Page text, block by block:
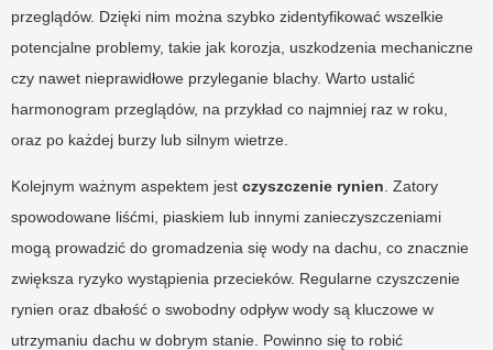
przeglądów. Dzięki nim można szybko zidentyfikować wszelkie
potencjalne problemy, takie jak korozja, uszkodzenia mechaniczne
czy nawet nieprawidłowe przyleganie blachy. Warto ustalić
harmonogram przeglądów, na przykład co najmniej raz w roku,
oraz po każdej burzy lub silnym wietrze.
Kolejnym ważnym aspektem jest czyszczenie rynien . Zatory
spowodowane liśćmi, piaskiem lub innymi zanieczyszczeniami
mogą prowadzić do gromadzenia się wody na dachu, co znacznie
zwiększa ryzyko wystąpienia przecieków. Regularne czyszczenie
rynien oraz dbałość o swobodny odpływ wody są kluczowe w
utrzymaniu dachu w dobrym stanie. Powinno się to robić